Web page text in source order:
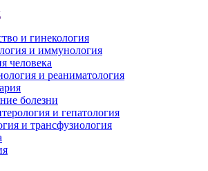
и гинекология
и иммунология
человека
и реаниматология
болезни
и гепатология
и трансфузиология